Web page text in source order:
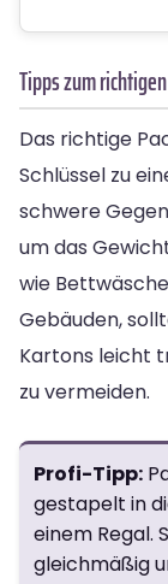
Tipps zum
Das richtige
Schlüssel zu
schwere
um das
wie
Gebäuden,
Kartons leicht
zu vermeiden.
Profi-Tipp:
gestapelt in
einem Regal.
gleichmäßig